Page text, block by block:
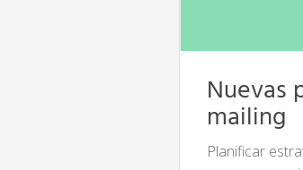
Nuevas
mailing
Planificar